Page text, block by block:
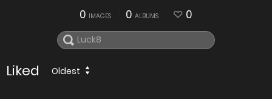
0 IMAGES 0 ALBUMS 0
Liked Oldest